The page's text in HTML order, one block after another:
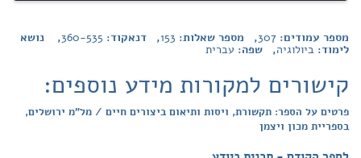
מספר עמודים: 307, מספר שאלות: 153, דנאקוד: 360-535, נושא
לימוד: ביולוגיה, שפה: עברית
קישורים למקורות מידע נוספים:
פרטים על הספר: תקשורת, ויסות ותיאום ביצורים חיים / מל"מ ירושלים,
בספריית מכון ויצמן